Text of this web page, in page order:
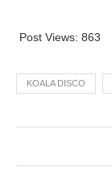
Post Views: 863
KOALA DISCO